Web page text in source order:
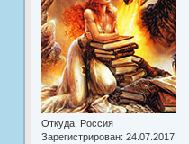
Откуда: Россия
Зарегистрирован: 24.07.2017